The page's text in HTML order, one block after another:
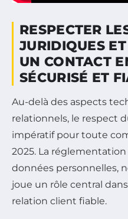
RESPECTER
JURIDIQUES
UN CONTACT
SÉCURISÉ ET
Au-delà des aspects
relationnels, le respect
impératif pour toute
2025. La
données personnelles,
joue un rôle central
relation client fiable.